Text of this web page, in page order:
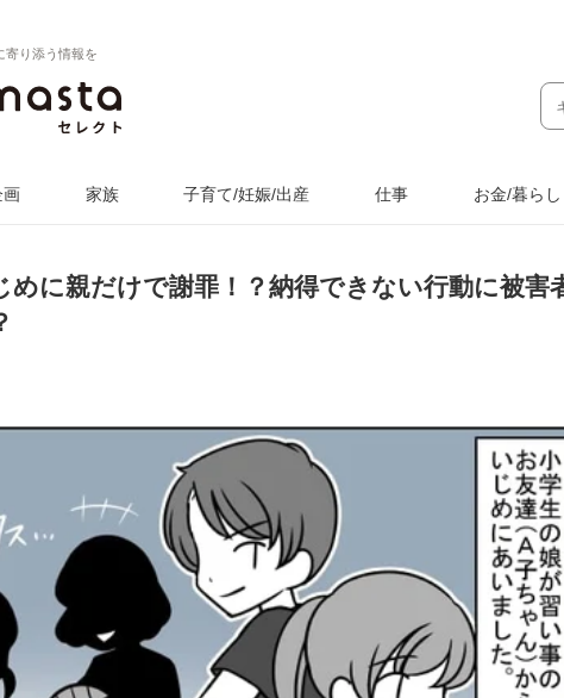
寄り添う情報を
画 家族 子育て/妊娠/出産 仕事 お金/暮らし
めに親だけで謝罪！？納得できない行動に被害